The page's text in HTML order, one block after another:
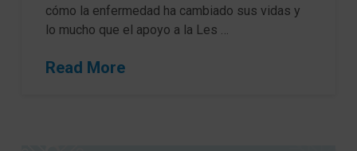
cómo la enfermedad ha cambiado sus vidas y
lo mucho que el apoyo a la Les …
Read More